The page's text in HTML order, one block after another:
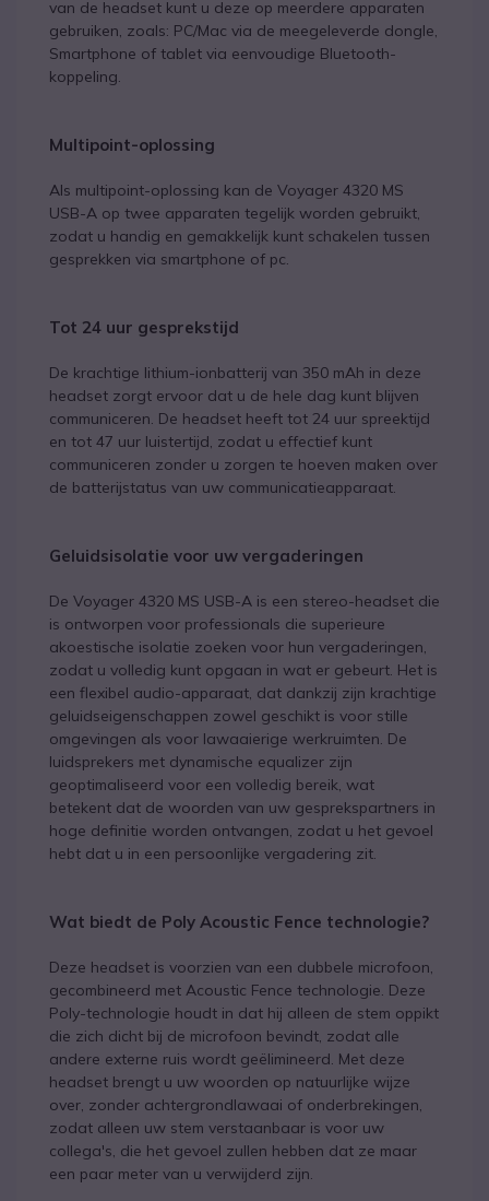
van de headset kunt u deze op meerdere apparaten
gebruiken, zoals: PC/Mac via de meegeleverde dongle,
Smartphone of tablet via eenvoudige Bluetooth-
koppeling.
Multipoint-oplossing
Als multipoint-oplossing kan de Voyager 4320 MS
USB-A op twee apparaten tegelijk worden gebruikt,
zodat u handig en gemakkelijk kunt schakelen tussen
gesprekken via smartphone of pc.
Tot 24 uur gesprekstijd
De krachtige lithium-ionbatterij van 350 mAh in deze
headset zorgt ervoor dat u de hele dag kunt blijven
communiceren. De headset heeft tot 24 uur spreektijd
en tot 47 uur luistertijd, zodat u effectief kunt
communiceren zonder u zorgen te hoeven maken over
de batterijstatus van uw communicatieapparaat.
Geluidsisolatie voor uw vergaderingen
De Voyager 4320 MS USB-A is een stereo-headset die
is ontworpen voor professionals die superieure
akoestische isolatie zoeken voor hun vergaderingen,
zodat u volledig kunt opgaan in wat er gebeurt. Het is
een flexibel audio-apparaat, dat dankzij zijn krachtige
geluidseigenschappen zowel geschikt is voor stille
omgevingen als voor lawaaierige werkruimten. De
luidsprekers met dynamische equalizer zijn
geoptimaliseerd voor een volledig bereik, wat
betekent dat de woorden van uw gesprekspartners in
hoge definitie worden ontvangen, zodat u het gevoel
hebt dat u in een persoonlijke vergadering zit.
Wat biedt de Poly Acoustic Fence technologie?
Deze headset is voorzien van een dubbele microfoon,
gecombineerd met Acoustic Fence technologie. Deze
Poly-technologie houdt in dat hij alleen de stem oppikt
die zich dicht bij de microfoon bevindt, zodat alle
andere externe ruis wordt geëlimineerd. Met deze
headset brengt u uw woorden op natuurlijke wijze
over, zonder achtergrondlawaai of onderbrekingen,
zodat alleen uw stem verstaanbaar is voor uw
collega's, die het gevoel zullen hebben dat ze maar
een paar meter van u verwijderd zijn.